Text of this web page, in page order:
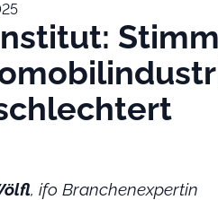
, ifo Branchenexpertin